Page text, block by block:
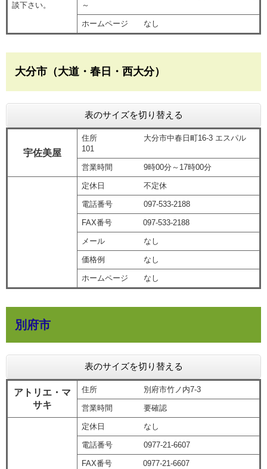
談下さい。
～
ホームページ なし
大分市（大道・春日・西大分）
表のサイズを切り替える
宇佐美屋
住所 大分市中春日町16-3 エスパル
101
営業時間 9時00分～17時00分
定休日 不定休
電話番号 097-533-2188
FAX番号 097-533-2188
メール なし
価格例 なし
ホームページ なし
別府市
表のサイズを切り替える
アトリエ・マ
サキ
住所 別府市竹ノ内7-3
営業時間 要確認
定休日 なし
電話番号 0977-21-6607
FAX番号 0977-21-6607